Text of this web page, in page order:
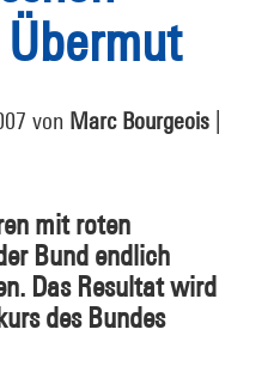
von Marc Bourgeois
mit roten
Bund endlich
Das Resultat wird
des Bundes